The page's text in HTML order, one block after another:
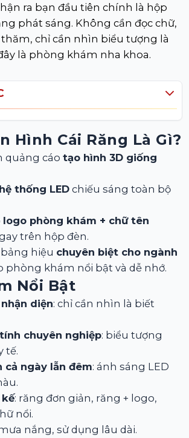
ra bạn đầu tiên chính là hộp
phát sáng. Không cần đọc chữ,
chỉ cần nhìn biểu tượng là
là phòng khám nha khoa.
Hình Cái Răng Là Gì?
quảng cáotạo hình 3D giống
hệ thống LED chiếu sáng toàn bộ
logo phòng khám + chữ tên
trên hộp đèn.
hiệu chuyên biệt cho ngành
phòng khám nổi bật và dễ nhớ.
Nổi Bật
diện: chỉ cần nhìn là biết
chuyên nghiệp: biểu tượng
tế.
cả ngày lẫn đêm: ánh sáng LED
: răng đơn giản, răng + logo,
nổi.
nắng, sử dụng lâu dài.